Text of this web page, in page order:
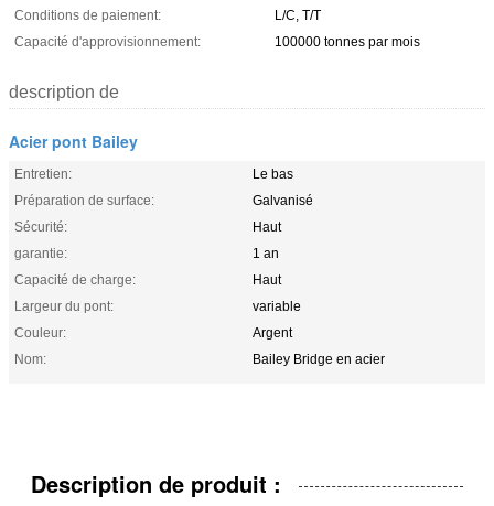
Conditions de paiement:
L/C, T/T
Capacité d'approvisionnement:
100000 tonnes par mois
description de
Acier pont Bailey
Entretien:
Le bas
Préparation de surface:
Galvanisé
Sécurité:
Haut
garantie:
1 an
Capacité de charge:
Haut
Largeur du pont:
variable
Couleur:
Argent
Nom:
Bailey Bridge en acier
Description de produit :